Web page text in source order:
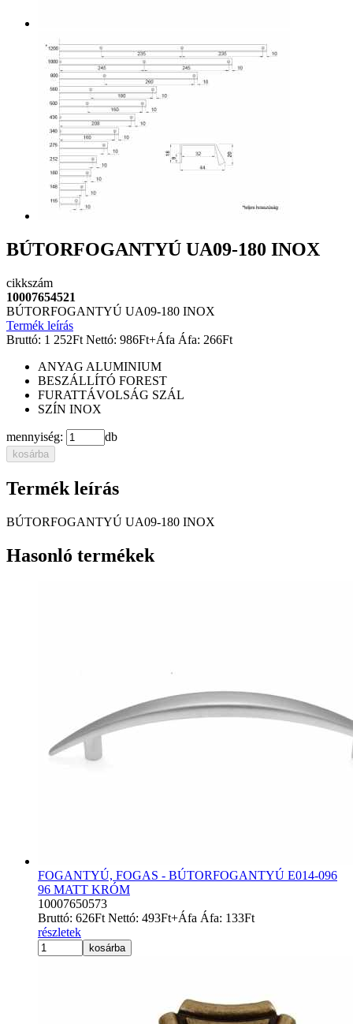
BÚTORFOGANTYÚ UA09-180 INOX
cikkszám
10007654521
BÚTORFOGANTYÚ UA09-180 INOX
Termék leírás
Bruttó: 1 252Ft Nettó: 986Ft+Áfa Áfa: 266Ft
ANYAG ALUMINIUM
BESZÁLLÍTÓ FOREST
FURATTÁVOLSÁG SZÁL
SZÍN INOX
mennyiség: db
kosárba
Termék leírás
BÚTORFOGANTYÚ UA09-180 INOX
Hasonló termékek
FOGANTYÚ, FOGAS - BÚTORFOGANTYÚ E014-096
96 MATT KRÓM
10007650573
Bruttó: 626Ft Nettó: 493Ft+Áfa Áfa: 133Ft
részletek
kosárba